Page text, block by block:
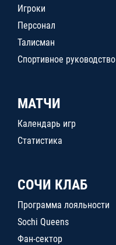
Игроки
Персонал
Талисман
Спортивное руководство
МАТЧИ
Календарь игр
Статистика
СОЧИ КЛАБ
Программа лояльности
Sochi Queens
Фан-сектор